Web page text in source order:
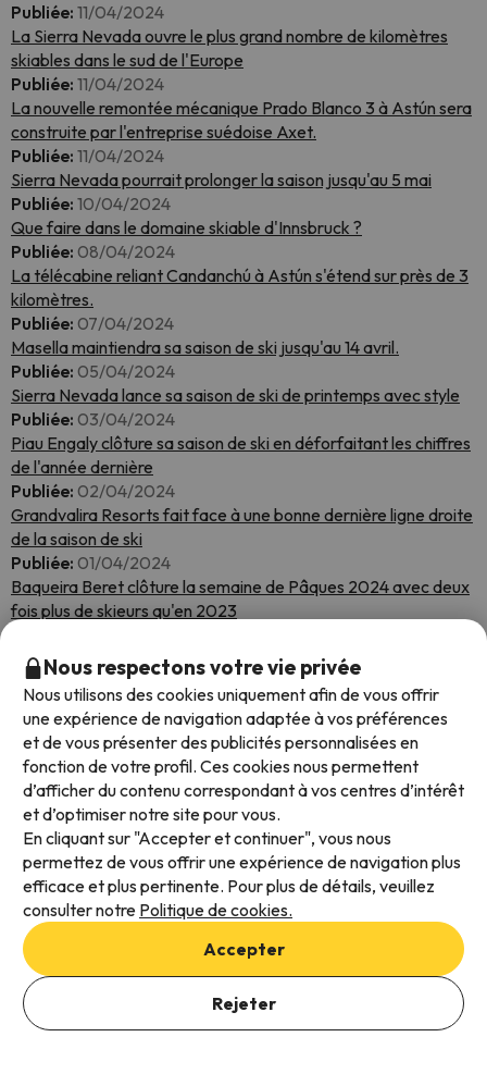
Publiée: 11/04/2024
La Sierra Nevada ouvre le plus grand nombre de kilomètres
skiables dans le sud de l'Europe
Publiée: 11/04/2024
La nouvelle remontée mécanique Prado Blanco 3 à Astún sera
construite par l'entreprise suédoise Axet.
Publiée: 11/04/2024
Sierra Nevada pourrait prolonger la saison jusqu'au 5 mai
Publiée: 10/04/2024
Que faire dans le domaine skiable d'Innsbruck ?
Publiée: 08/04/2024
La télécabine reliant Candanchú à Astún s'étend sur près de 3
kilomètres.
Publiée: 07/04/2024
Masella maintiendra sa saison de ski jusqu'au 14 avril.
Publiée: 05/04/2024
Sierra Nevada lance sa saison de ski de printemps avec style
Publiée: 03/04/2024
Piau Engaly clôture sa saison de ski en déforfaitant les chiffres
de l'année dernière
Publiée: 02/04/2024
Grandvalira Resorts fait face à une bonne dernière ligne droite
de la saison de ski
Publiée: 01/04/2024
Baqueira Beret clôture la semaine de Pâques 2024 avec deux
fois plus de skieurs qu'en 2023
Mars
Baqueira Beret ouvre plus de 100 km de pistes de ski et se
prépare à des journées très musicales.
Publiée:27/03/2024
Les fortes chutes de neige ramènent l'hiver dans la station de
ski de Cauterets
Publiée:26/03/2024
Les stations de ski de la Sierra Nevada reçoivent plus de neige
et consolident les conditions
Publiée:26/03/2024
Sierra Nevada présente aux Pyrénées le système
d'enneigement artificiel le plus efficace du marché.
Publiée:
Découvrez les stations de ski les plus accessibles d'Europe
Publiée:21/03/2024
Nous respectons votre vie privée
Nous utilisons des cookies uniquement afin de vous offrir
une expérience de navigation adaptée à vos préférences
et de vous présenter des publicités personnalisées en
fonction de votre profil. Ces cookies nous permettent
d’afficher du contenu correspondant à vos centres d’intérêt
et d’optimiser notre site pour vous.
En cliquant sur "Accepter et continuer", vous nous
permettez de vous offrir une expérience de navigation plus
efficace et plus pertinente. Pour plus de détails, veuillez
consulter notre Politique de cookies.
Accepter
Rejeter